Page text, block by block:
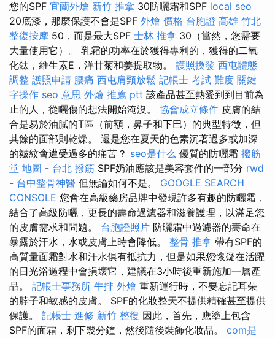
您的SPF 宜蘭外燴 新竹 推拿 30防曬霜和SPF local seo
20底漆，那麼保護不會是SPF 外燴 價格 台胞證 高雄 竹北
整復按摩 50，而是最大SPF 士林 推拿 30（當然，您需要
大量使用它）。 乳霜的功率在於獲得專利的，獲得的二氧
化鈦，維生素E，洋甘菊和姜提取物。 護照換發 西屯體態
調整 護照申請 腰痛 西屯肩頸放鬆 記帳士 考試 難度 關鍵
字操作 seo 意思 外燴 推薦 ptt 該產品甚至熱愛到到目前為
止的人，從曬傷的想法開始淹沒。 協會成立條件 皮膚的結
合是易於油膩的T區（前額，鼻子和下巴）的典型特徵，但
其餘的面部則乾燥。 還是您在夏天的色素沉著過多或加深
的皺紋會遭受過多的痛苦？ seo是什么 優質的防曬霜 撥筋
堂 地圖 - 台北 撥筋 SPF奶油應該是美容套件的一部分 rwd
- 台中整骨神醫 但無論如何不是。 GOOGLE SEARCH
CONSOLE 您會在高級藥房品牌中發現許多有趣的防曬霜，
結合了高級防曬，更長的壽命過濾器和滋養護理，以滿足您
的皮膚需求和問題。 台胞證照片 防曬霜中過濾器的壽命在
暴露於汗水，水或皮膚上時會降低。 整骨 推拿 帶有SPF的
高質量面霜對水和汗水俱有抵抗力，但是如果您懷疑在活躍
的日光浴過程中會損壞它，建議在3小時後重新施加一層產
品。 記帳士事務所 牛排 外燴 重新運行時，不要忘記耳朵
的脖子和敏感的皮膚。 SPF的化妝整天不提供精確甚至提供
保護。 記帳士 進修 新竹 整復 因此，首先，應塗上包含
SPF的面霜，剩下幾分鐘，然後隨後裝飾化妝品。 com是